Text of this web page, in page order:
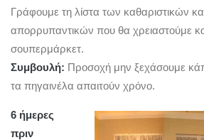
Γράφουμε τη λίστα των καθαριστικών
απορρυπαντικών που θα χρειαστούμε
σουπερμάρκετ.
Συμβουλή: Προσοχή μην ξεχάσουμε
τα πηγαινέλα απαιτούν χρόνο.
6 ήμερες
πριν